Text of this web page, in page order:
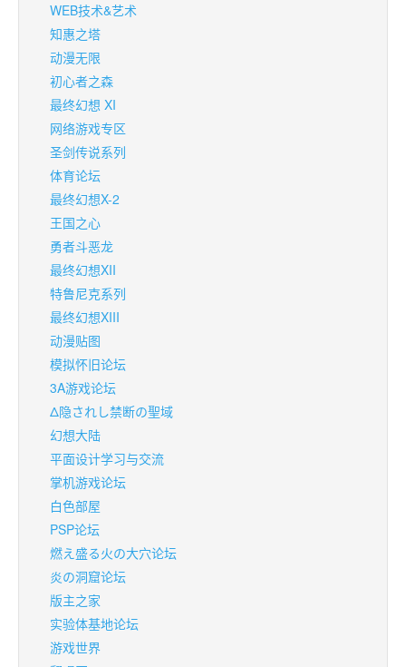
WEB技术&艺术
知惠之塔
动漫无限
初心者之森
最终幻想 XI
网络游戏专区
圣剑传说系列
体育论坛
最终幻想X-2
王国之心
勇者斗恶龙
最终幻想XII
特鲁尼克系列
最终幻想XIII
动漫贴图
模拟怀旧论坛
3A游戏论坛
Δ隐されし禁断の聖域
幻想大陆
平面设计学习与交流
掌机游戏论坛
白色部屋
PSP论坛
燃え盛る火の大穴论坛
炎の洞窟论坛
版主之家
实验体基地论坛
游戏世界